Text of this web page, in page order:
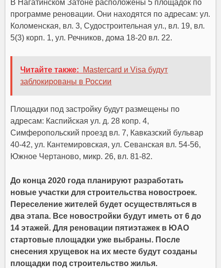
В Нагатинском Затоне расположены 5 площадок по
программе реновации. Они находятся по адресам: ул.
Коломенская, вл. 3, Судостроительная ул., вл. 19, вл.
5(3) корп. 1, ул. Речников, дома 18-20 вл. 22.
Читайте также:
Mastercard и Visa будут
заблокированы в России
Площадки под застройку будут размещены по
адресам: Каспийская ул. д. 28 копр. 4,
Симферопольский проезд вл. 7, Кавказский бульвар
40-42, ул. Кантемировская, ул. Севанская вл. 54-56,
Южное Чертаново, микр. 26, вл. 81-82.
До конца 2020 года планируют разработать
новые участки для строительства новостроек.
Переселение жителей будет осуществляться в
два этапа. Все новостройки будут иметь от 6 до
14 этажей. Для реновации пятиэтажек в ЮАО
стартовые площадки уже выбраны. После
снесения хрущевок на их месте будут созданы
площадки под строительство жилья.